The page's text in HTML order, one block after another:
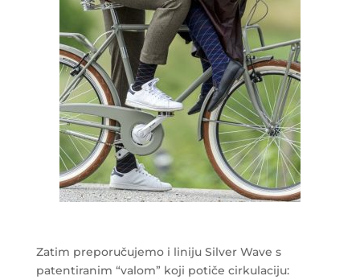
Zatim preporučujemo i liniju Silver Wave s
patentiranim “valom” koji potiče cirkulaciju: